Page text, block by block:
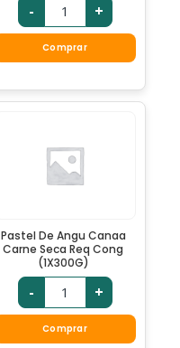
- +
Comprar
Pastel De Angu Canaa
Carne Seca Req Cong
(1X300G)
- +
Comprar